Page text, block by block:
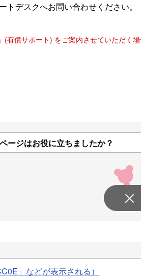
デスクへお問い合わせください。
償サポート) をご案内させていただく場
ージはお役に立ちましたか？
」などが表示される）